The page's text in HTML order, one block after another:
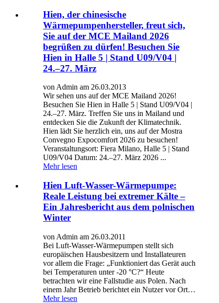
Hien, der chinesische
Wärmepumpenhersteller, freut sich,
Sie auf der MCE Mailand 2026
begrüßen zu dürfen! Besuchen Sie
Hien in Halle 5 | Stand U09/V04 |
24.–27. März
von Admin am 26.03.2013
Wir sehen uns auf der MCE Mailand 2026!
Besuchen Sie Hien in Halle 5 | Stand U09/V04 |
24.–27. März. Treffen Sie uns in Mailand und
entdecken Sie die Zukunft der Klimatechnik.
Hien lädt Sie herzlich ein, uns auf der Mostra
Convegno Expocomfort 2026 zu besuchen!
Veranstaltungsort: Fiera Milano, Halle 5 | Stand
U09/V04 Datum: 24.–27. März 2026 ...
Mehr lesen
Hien Luft-Wasser-Wärmepumpe:
Reale Leistung bei extremer Kälte –
Ein Jahresbericht aus dem polnischen
Winter
von Admin am 26.03.2011
Bei Luft-Wasser-Wärmepumpen stellt sich
europäischen Hausbesitzern und Installateuren
vor allem die Frage: „Funktioniert das Gerät auch
bei Temperaturen unter -20 °C?“ Heute
betrachten wir eine Fallstudie aus Polen. Nach
einem Jahr Betrieb berichtet ein Nutzer vor Ort…
Mehr lesen